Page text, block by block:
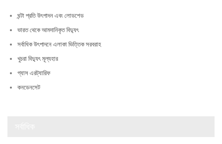
ঘন্টা প্রতি উৎপাদন এবং লোডশেড
ভারত থেকে আমদানিকৃত বিদ্যুৎ
সর্বাধিক উৎপাদনে এলাকা ভিত্তিক সরবরাহ
খুচরা বিদ্যুৎ মূল্যহার
গ্যাস এরট্যারিফ
কনডেনসেট